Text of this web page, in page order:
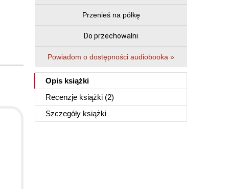
Przenieś na półkę
Do przechowalni
Powiadom o dostępności audiobooka »
Opis książki
Recenzje książki (2)
Szczegóły książki